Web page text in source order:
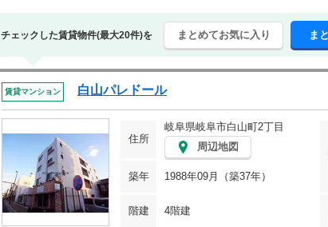
チェックした賃貸物件(最大20件)を まとめてお気に入り ま
賃貸マンション 白山パレドール
住所
岐阜県岐阜市白山町2丁目
周辺地図
築年 1988年09月（築37年）
階建 4階建